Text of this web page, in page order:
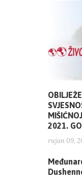
2021.
rujan 09,